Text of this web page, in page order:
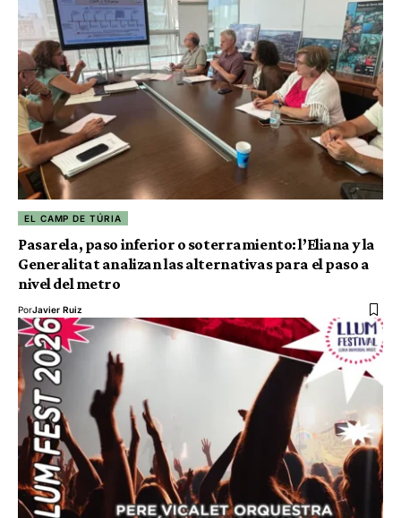
EL CAMP DE TÚRIA
Pasarela, paso inferior o soterramiento: l’Eliana y la
Generalitat analizan las alternativas para el paso a
nivel del metro
PorJavier Ruiz